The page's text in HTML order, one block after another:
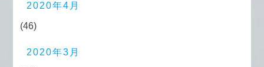
2020年4月
(46)
2020年3月